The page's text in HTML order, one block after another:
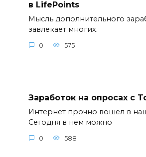
в LifePoints
Мысль дополнительного
завлекает многих.
0 575
Заработок на опросах с
Интернет прочно вошел в
Сегодня в нем можно
0 588